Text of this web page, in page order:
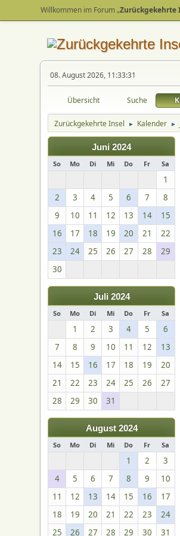
Willkommen im Forum „Zurückgekehrte
08. August 2026, 11:33:31
Übersicht Suche
Zurückgekehrte Insel ► Kalender ►
Juni 2024
So Mo Di Mi Do Fr Sa
1
2
3 4 5 6 7
8
9
10 11 12 13 14
15
16
17 18 19 20 21
22
23
24 25 26 27 28
29
30
Juli 2024
So Mo Di Mi Do Fr Sa
1 2 3 4 5
6
7
8 9 10 11 12
13
14
15 16 17 18 19
20
21
22 23 24 25 26
27
28
29 30 31
August 2024
So Mo Di Mi Do Fr Sa
1 2
3
4
5 6 7 8 9
10
11
12 13 14 15 16
17
18
19 20 21 22 23
24
25
26 27 28 29 30 31